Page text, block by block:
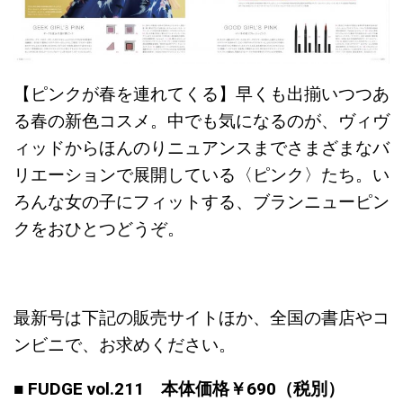
【ピンクが春を連れてくる】早くも出揃いつつあ
る春の新色コスメ。中でも気になるのが、ヴィヴ
ィッドからほんのりニュアンスまでさまざまなバ
リエーションで展開している〈ピンク〉たち。い
ろんな女の子にフィットする、ブランニューピン
クをおひとつどうぞ。
最新号は下記の販売サイトほか、全国の書店やコ
ンビニで、お求めください。
■ FUDGE vol.211 本体価格￥690（税別）